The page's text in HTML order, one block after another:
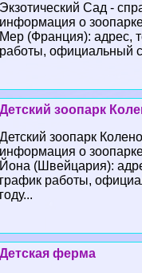
Экзотический Сад -
информация о
Мер (Франция): адрес,
работы, официальный
Детский зоопарк
Детский зоопарк
информация о
Йона (Швейцария):
график работы,
году...
Детская ферма